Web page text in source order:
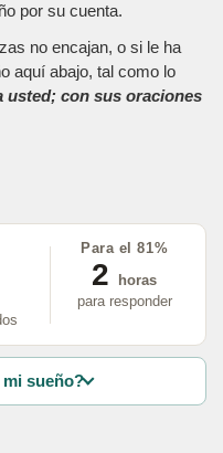
por su cuenta.
no encajan, o si le ha
aquí abajo, tal como lo
usted; con sus oraciones
Para el 81%
2
horas
para responder
sueño?